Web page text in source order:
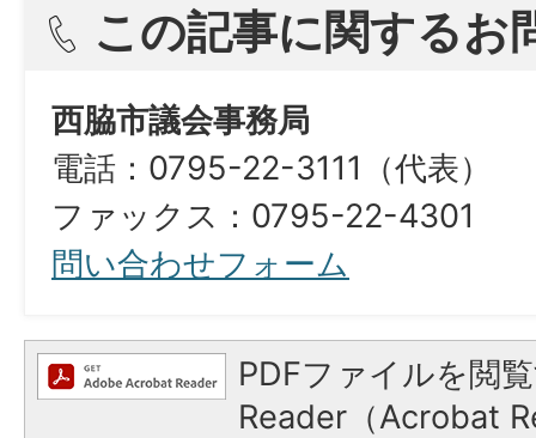
この記事に関するお
西脇市議会事務局
電話：0795-22-3111（代表）
ファックス：0795-22-4301
問い合わせフォーム
PDFファイルを閲
Reader（Acrobat